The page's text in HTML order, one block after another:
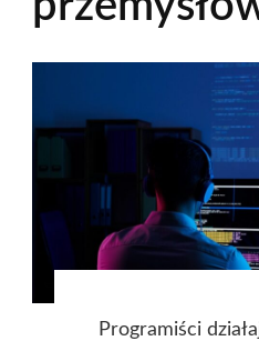
Programiści